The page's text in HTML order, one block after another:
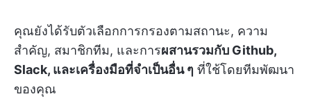
คุณยังได้รับตัวเลือกการกรองตามสถานะ, ความ
สำคัญ, สมาชิกทีม, และการผสานรวมกับ Github,
Slack, และเครื่องมือที่จำเป็นอื่น ๆ ที่ใช้โดยทีมพัฒนา
ของคุณ